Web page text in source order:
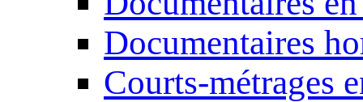
Documentaires
Courts-métrages